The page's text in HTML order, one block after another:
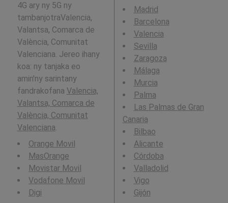
4G ary ny 5G ny
tambanjotraValencia,
Valantsa, Comarca de
València, Comunitat
Valenciana. Jereo ihany
koa: ny tanjaka eo
amin'ny sarintany
fandrakofana Valencia,
Valantsa, Comarca de
València, Comunitat
Valenciana.
Orange Movil
MasOrange
Movistar Movil
Vodafone Movil
Digi
Madrid
Barcelona
Valencia
Sevilla
Zaragoza
Málaga
Murcia
Palma
Las Palmas de Gran
Canaria
Bilbao
Alicante
Córdoba
Valladolid
Vigo
Gijón